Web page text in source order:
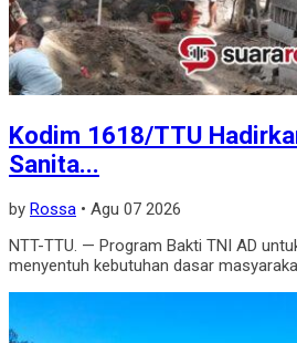
Kodim 1618/TTU
Sanita...
by Rossa • Agu 07 2026
NTT-TTU. — Program Bakti TNI AD
menyentuh kebutuhan dasar masyarakat